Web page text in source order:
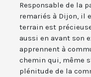
Responsable de la
remariés à Dijon, il
terrain est
aussi en avant son
apprennent à
chemin qui, même
plénitude de la